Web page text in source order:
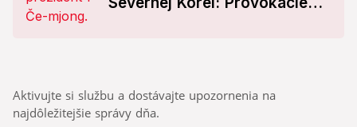
Aktivujte si službu a dostávajte upozornenia na
najdôležitejšie správy dňa.